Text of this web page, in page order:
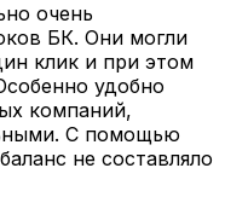
очень
БК. Они могли
клик и при этом
удобно
компаний,
С помощью
не составляло